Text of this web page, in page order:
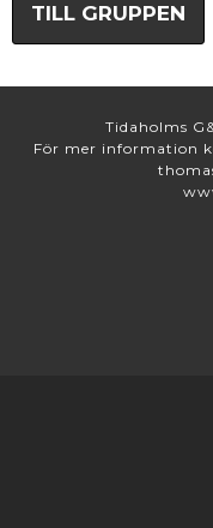
TILL GRUPPEN
Tidaholms
För mer information